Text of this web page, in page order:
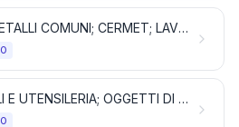
ALTRI METALLI COMUNI; CERMET; LAVORI DI QUESTE MATERIE
UTENSILI E UTENSILERIA; OGGETTI DI COLTELLERIA E POSATERIA DA TAVOLA, DI METALLI COMUNI; PARTI DI QUESTI OGGETTI DI METALLI COMUNI